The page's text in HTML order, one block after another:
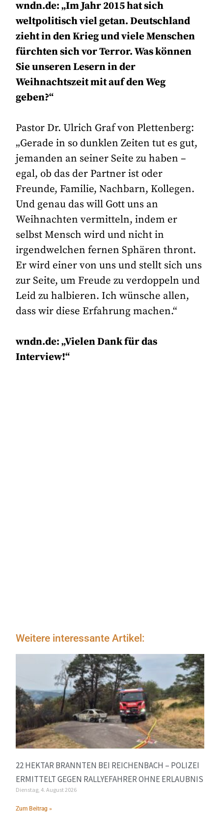
wndn.de: „Im Jahr 2015 hat sich
weltpolitisch viel getan. Deutschland
zieht in den Krieg und viele Menschen
fürchten sich vor Terror. Was können
Sie unseren Lesern in der
Weihnachtszeit mit auf den Weg
geben?“
Pastor Dr. Ulrich Graf von Plettenberg:
„Gerade in so dunklen Zeiten tut es gut,
jemanden an seiner Seite zu haben –
egal, ob das der Partner ist oder
Freunde, Familie, Nachbarn, Kollegen.
Und genau das will Gott uns an
Weihnachten vermitteln, indem er
selbst Mensch wird und nicht in
irgendwelchen fernen Sphären thront.
Er wird einer von uns und stellt sich uns
zur Seite, um Freude zu verdoppeln und
Leid zu halbieren. Ich wünsche allen,
dass wir diese Erfahrung machen.“
wndn.de: „Vielen Dank für das
Interview!“
Weitere interessante Artikel:
22 HEKTAR BRANNTEN BEI REICHENBACH – POLIZEI
ERMITTELT GEGEN RALLYEFAHRER OHNE ERLAUBNIS
Dienstag, 4. August 2026
Zum Beitrag »